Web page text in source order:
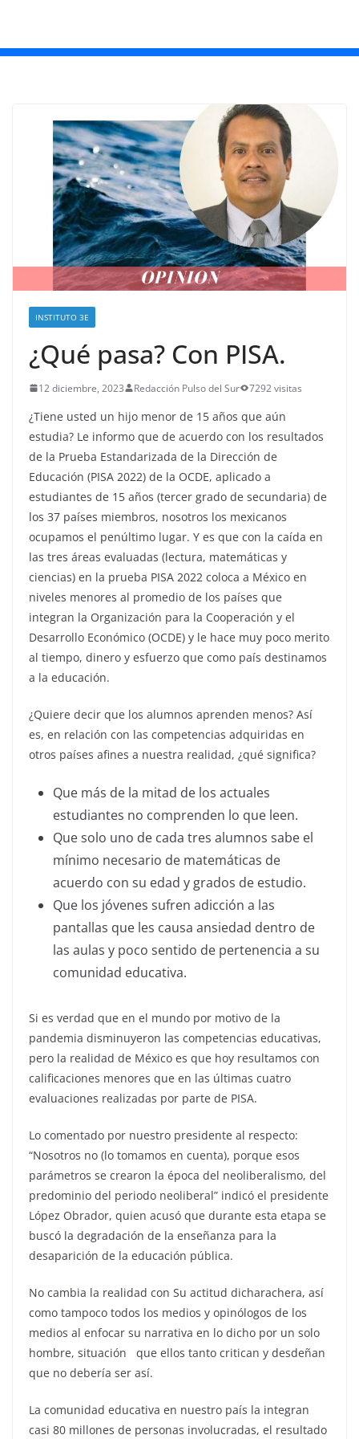
INSTITUTO 3E
¿Qué pasa? Con PISA.
12 diciembre, 2023 Redacción Pulso del Sur 7292 visitas
¿Tiene usted un hijo menor de 15 años que aún
estudia? Le informo que de acuerdo con los resultados
de la Prueba Estandarizada de la Dirección de
Educación (PISA 2022) de la OCDE, aplicado a
estudiantes de 15 años (tercer grado de secundaria) de
los 37 países miembros, nosotros los mexicanos
ocupamos el penúltimo lugar. Y es que con la caída en
las tres áreas evaluadas (lectura, matemáticas y
ciencias) en la prueba PISA 2022 coloca a México en
niveles menores al promedio de los países que
integran la Organización para la Cooperación y el
Desarrollo Económico (OCDE) y le hace muy poco merito
al tiempo, dinero y esfuerzo que como país destinamos
a la educación.
¿Quiere decir que los alumnos aprenden menos? Así
es, en relación con las competencias adquiridas en
otros países afines a nuestra realidad, ¿qué significa?
Que más de la mitad de los actuales
estudiantes no comprenden lo que leen.
Que solo uno de cada tres alumnos sabe el
mínimo necesario de matemáticas de
acuerdo con su edad y grados de estudio.
Que los jóvenes sufren adicción a las
pantallas que les causa ansiedad dentro de
las aulas y poco sentido de pertenencia a su
comunidad educativa.
Si es verdad que en el mundo por motivo de la
pandemia disminuyeron las competencias educativas,
pero la realidad de México es que hoy resultamos con
calificaciones menores que en las últimas cuatro
evaluaciones realizadas por parte de PISA.
Lo comentado por nuestro presidente al respecto:
“Nosotros no (lo tomamos en cuenta), porque esos
parámetros se crearon la época del neoliberalismo, del
predominio del periodo neoliberal” indicó el presidente
López Obrador, quien acusó que durante esta etapa se
buscó la degradación de la enseñanza para la
desaparición de la educación pública.
No cambia la realidad con Su actitud dicharachera, así
como tampoco todos los medios y opinólogos de los
medios al enfocar su narrativa en lo dicho por un solo
hombre, situación que ellos tanto critican y desdeñan
que no debería ser así.
La comunidad educativa en nuestro país la integran
casi 80 millones de personas involucradas, el resultado